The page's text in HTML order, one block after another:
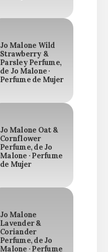
Jo Malone Wild
Strawberry &
Parsley Perfume,
de Jo Malone ·
Perfume de Mujer
Jo Malone Oat &
Cornflower
Perfume, de Jo
Malone · Perfume
de Mujer
Jo Malone
Lavender &
Coriander
Perfume, de Jo
Malone · Perfume